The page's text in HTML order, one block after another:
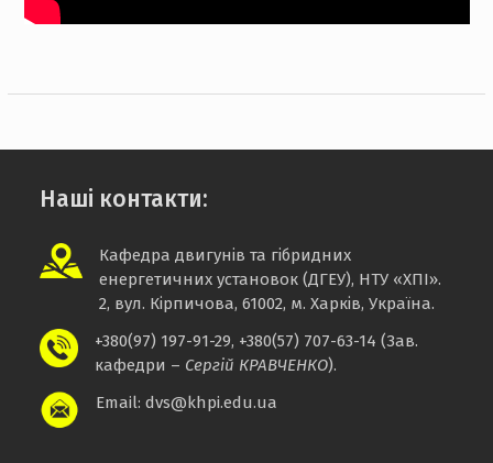
Наші контакти:
Кафедра двигунів та гібридних
енергетичних установок (ДГЕУ), НТУ «ХПІ».
2, вул. Кірпичова, 61002, м. Харків, Україна.
+380(97) 197-91-29, +380(57) 707-63-14 (Зав.
кафедри – Сергій КРАВЧЕНКО).
Email: dvs@khpi.edu.ua